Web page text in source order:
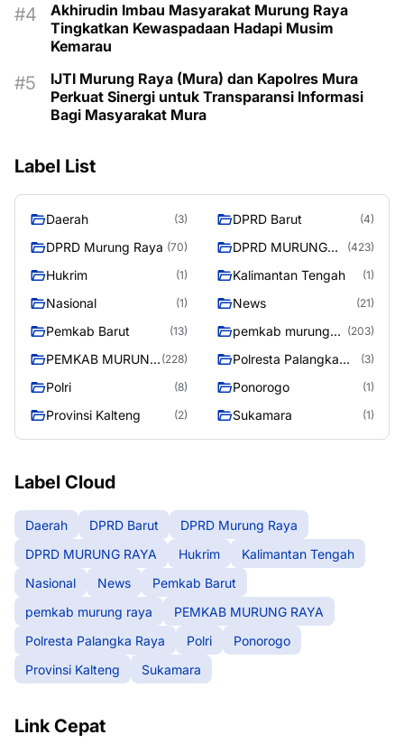
Akhirudin Imbau Masyarakat Murung Raya
Tingkatkan Kewaspadaan Hadapi Musim
Kemarau
IJTI Murung Raya (Mura) dan Kapolres Mura
Perkuat Sinergi untuk Transparansi Informasi
Bagi Masyarakat Mura
Label List
Daerah (3) DPRD Barut (4)
DPRD Murung Raya (70)
DPRD MURUNG
(423)
Hukrim (1) Kalimantan Tengah (1)
Nasional (1) News (21)
Pemkab Barut (13)
pemkab murung
(203)
PEMKAB MURUNG (228)
Polresta Palangka
(3)
Polri (8) Ponorogo (1)
Provinsi Kalteng (2) Sukamara (1)
Label Cloud
Daerah DPRD Barut
DPRD Murung Raya
DPRD MURUNG RAYA
Hukrim
Kalimantan Tengah
Nasional
News
Pemkab Barut
pemkab murung raya
PEMKAB MURUNG RAYA
Polresta Palangka Raya
Polri
Ponorogo
Provinsi Kalteng
Sukamara
Link Cepat